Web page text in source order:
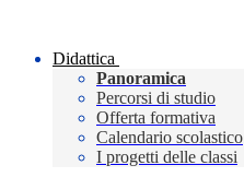
Didattica
Panoramica
Percorsi di studio
Offerta formativa
Calendario scolastico
I progetti delle classi